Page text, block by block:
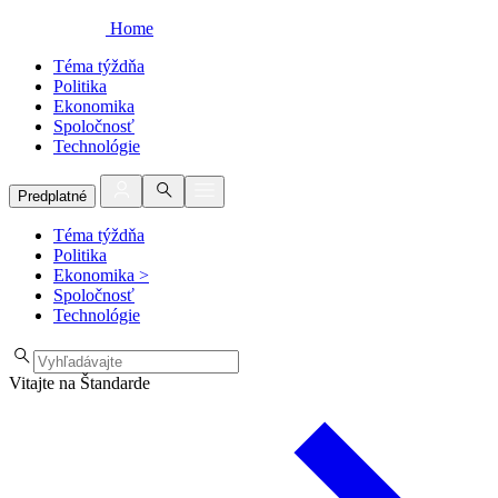
Home
Téma týždňa
Politika
Ekonomika
Spoločnosť
Technológie
Predplatné
Téma týždňa
Politika
Ekonomika >
Spoločnosť
Technológie
Vitajte na Štandarde